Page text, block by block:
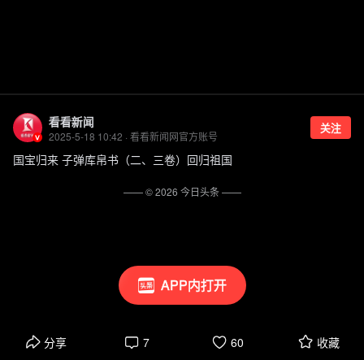
APP内打开
看看新闻
2025-5-18 10:42 · 看看新闻网官方账号
关注
国宝归来 子弹库帛书（二、三卷）回归祖国
分享 7 60 收藏
—— ©2026 今日头条——